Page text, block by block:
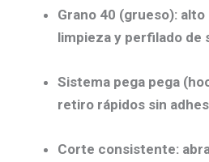
Grano 40 (grueso): alto
limpieza y perfilado de
Sistema pega pega
retiro rápidos sin
Corte consistente: